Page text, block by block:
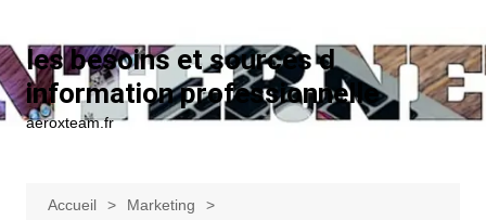
les besoins et sources d
information professionnelle
aeroxteam.fr
Accueil
Marketing